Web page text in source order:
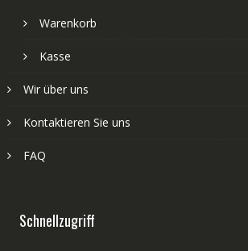
Warenkorb
Kasse
Wir über uns
Kontaktieren Sie uns
FAQ
Schnellzugriff